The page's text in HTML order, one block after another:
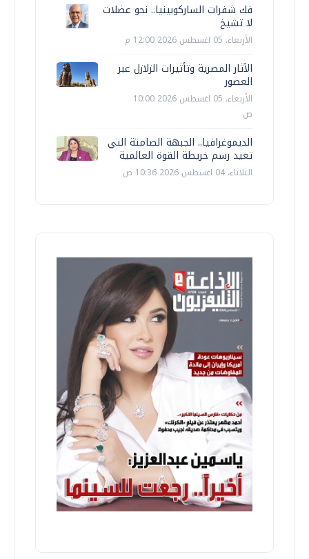
فك شفرات الساركوبينيا.. نحو عضلات
لا تشيخ
الأربعاء، 05 اغسطس 2026 12:00 م
الآثار المصرية وتأثيرات الزلازل عبر
العصور
الأربعاء، 05 اغسطس 2026 10:00
ص
الديموغرافيا.. الجبهة الصامتة التي
تعيد رسم خريطة القوة العالمية
الثلاثاء، 04 اغسطس 2026 10:36 ص